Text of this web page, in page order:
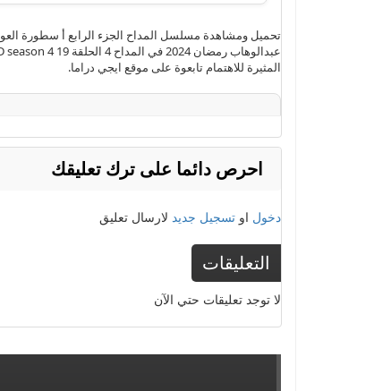
المثيرة للاهتمام تابعوة على موقع ايجي دراما.
2024
,يوتيوب
احرص دائما على ترك تعليقك
دخول او تسجيل جديد لارسال تعليق
التعليقات
لا توجد تعليقات حتي الآن